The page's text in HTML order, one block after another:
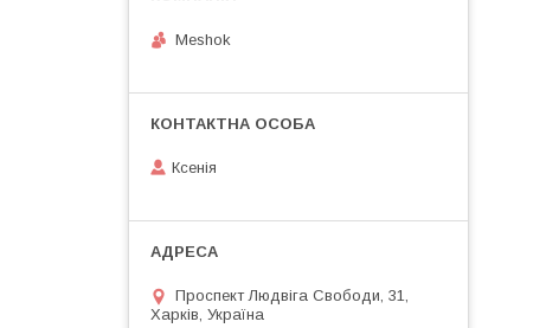
Meshok
Ксенія
Проспект Людвіга Свободи, 31,
Харків, Україна